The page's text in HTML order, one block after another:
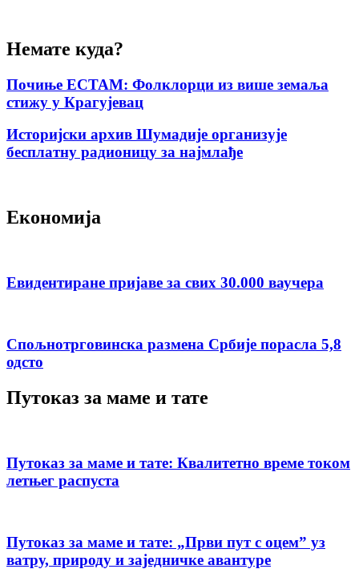
Немате куда?
Почиње ЕСТАМ: Фолклорци из више земаља
стижу у Крагујевац
Историјски архив Шумадије организује
бесплатну радионицу за најмлађе
Економија
Евидентиране пријаве за свих 30.000 ваучера
Спољнотрговинска размена Србије порасла 5,8
одсто
Путоказ за маме и тате
Путоказ за маме и тате: Квалитетно време током
летњег распуста
Путоказ за маме и тате: „Први пут с оцемˮ уз
ватру, природу и заједничке авантуре